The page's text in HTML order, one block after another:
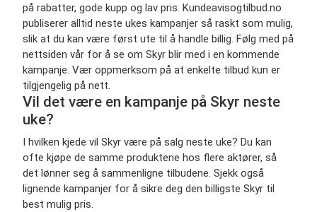
på rabatter, gode kupp og lav pris. Kundeavisogtilbud.no
publiserer alltid neste ukes kampanjer så raskt som mulig,
slik at du kan være først ute til å handle billig. Følg med på
nettsiden vår for å se om Skyr blir med i en kommende
kampanje. Vær oppmerksom på at enkelte tilbud kun er
tilgjengelig på nett.
Vil det være en kampanje på Skyr neste
uke?
I hvilken kjede vil Skyr være på salg neste uke? Du kan
ofte kjøpe de samme produktene hos flere aktører, så
det lønner seg å sammenligne tilbudene. Sjekk også
lignende kampanjer for å sikre deg den billigste Skyr til
best mulig pris.